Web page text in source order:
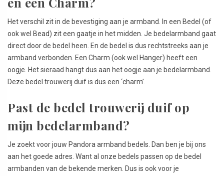
Het verschil zit in de bevestiging aan je armband. In een Bedel (of
ook wel Bead) zit een gaatje in het midden. Je bedelarmband gaat
direct door de bedel heen. En de bedel is dus rechtstreeks aan je
armband verbonden. Een Charm (ook wel Hanger) heeft een
oogje. Het sieraad hangt dus aan het oogje aan je bedelarmband.
Deze bedel trouwerij duif is dus een ‘charm’.
Past de bedel trouwerij duif op
mijn bedelarmband?
Je zoekt voor jouw Pandora armband bedels. Dan ben je bij ons
aan het goede adres. Want al onze bedels passen op de bedel
armbanden van de bekende merken. Dus is ook voor je